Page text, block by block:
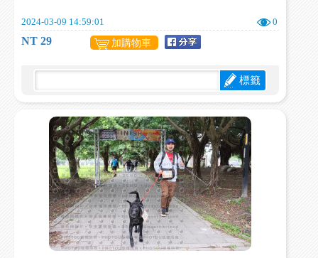
2024-03-09 14:59:01 0
NT 29 加購物車
標籤